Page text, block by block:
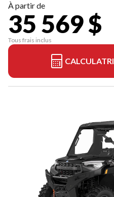
À partir de
35 569 $
Tous frais inclus